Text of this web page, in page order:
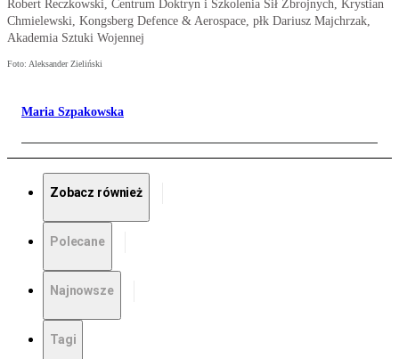
Robert Reczkowski, Centrum Doktryn i Szkolenia Sił Zbrojnych, Krystian
Chmielewski, Kongsberg Defence & Aerospace, płk Dariusz Majchrzak,
Akademia Sztuki Wojennej
Foto: Aleksander Zieliński
Maria Szpakowska
Zobacz również
Polecane
Najnowsze
Tagi